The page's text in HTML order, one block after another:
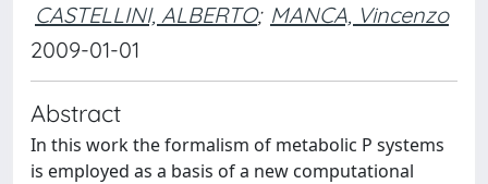
CASTELLINI, ALBERTO; MANCA, Vincenzo
2009-01-01
Abstract
In this work the formalism of metabolic P systems
is employed as a basis of a new computational